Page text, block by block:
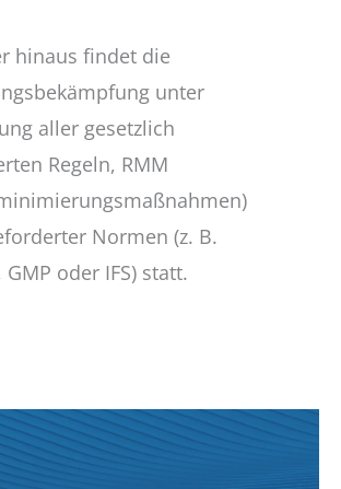
hinaus findet die
unter
aller gesetzlich
Regeln, RMM
Normen (z. B.
GMP oder IFS) statt.